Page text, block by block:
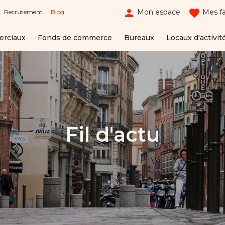
Recrutement Blog person Mon espace favorite Mes
Fonds de commerce Bureaux Locaux